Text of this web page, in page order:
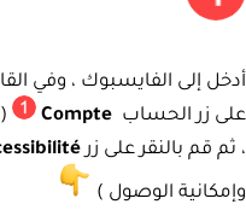
أدخل إلى الفايسبوك ، وفي
على زر الحساب Compte
(
، ثم قم بالنقر على زر
وإمكانية الوصول )